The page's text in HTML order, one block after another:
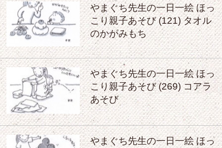
やまぐち先生の一日一絵 ほっ
こり親子あそび (121) タオル
のかがみもち
やまぐち先生の一日一絵 ほっ
こり親子あそび (269) コアラ
あそび
やまぐち先生の一日一絵 ほっ